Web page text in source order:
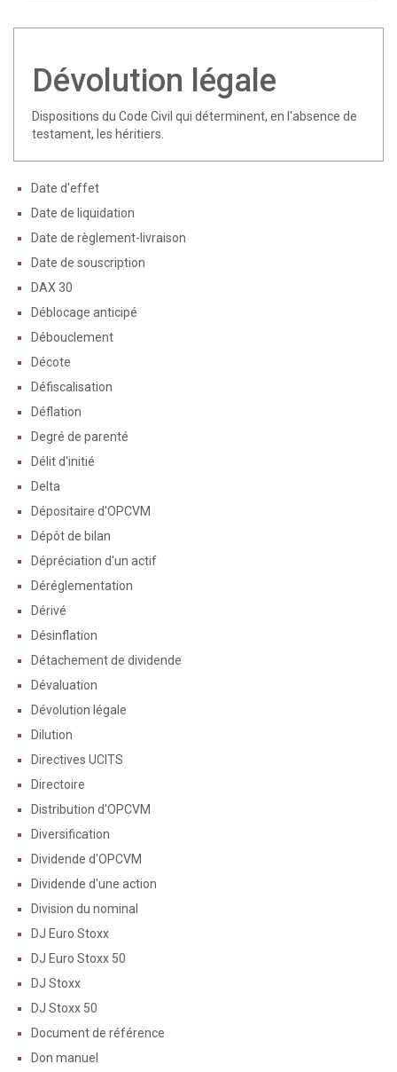
Dévolution légale
Dispositions du Code Civil qui déterminent, en l'absence de
testament, les héritiers.
Date d'effet
Date de liquidation
Date de règlement-livraison
Date de souscription
DAX 30
Déblocage anticipé
Débouclement
Décote
Défiscalisation
Déflation
Degré de parenté
Délit d'initié
Delta
Dépositaire d'OPCVM
Dépôt de bilan
Dépréciation d'un actif
Déréglementation
Dérivé
Désinflation
Détachement de dividende
Dévaluation
Dévolution légale
Dilution
Directives UCITS
Directoire
Distribution d'OPCVM
Diversification
Dividende d'OPCVM
Dividende d'une action
Division du nominal
DJ Euro Stoxx
DJ Euro Stoxx 50
DJ Stoxx
DJ Stoxx 50
Document de référence
Don manuel